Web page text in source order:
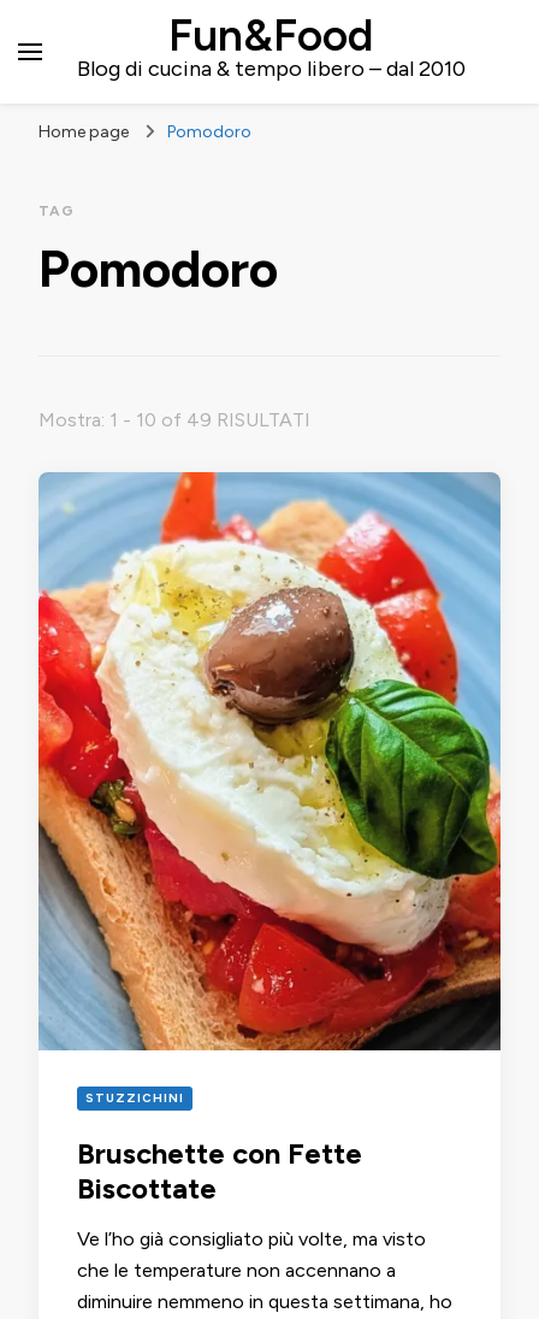
Fun&Food
Blog di cucina & tempo libero – dal 2010
Home page Pomodoro
TAG
Pomodoro
Mostra: 1 - 10 of 49 RISULTATI
STUZZICHINI
Bruschette con Fette
Biscottate
Ve l’ho già consigliato più volte, ma visto
che le temperature non accennano a
diminuire nemmeno in questa settimana, ho